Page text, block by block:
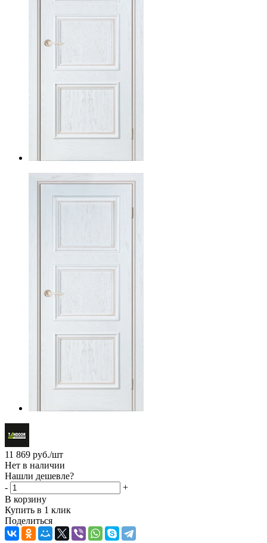
11 869 руб./шт
Нет в наличии
Нашли дешевле?
-
+
В корзину
Купить в 1 клик
Поделиться